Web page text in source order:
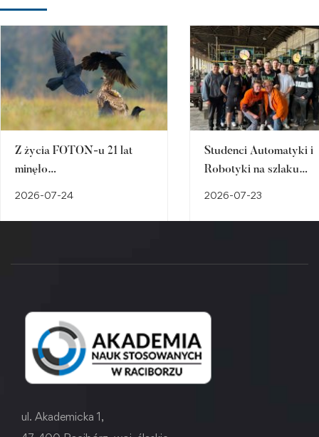
Z życia FOTON-u 21 lat
minęło…
2026-07-24
Studenci Automatyki i
Robotyki na szlaku
2026-07-23
ul. Akademicka 1,